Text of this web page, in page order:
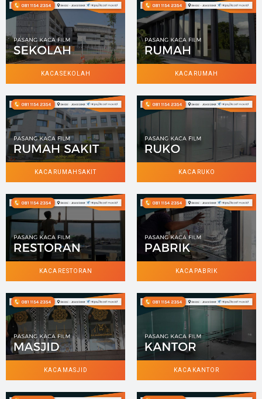
KACA SEKOLAH KACA RUMAH
KACA RUMAH SAKIT KACA RUKO
KACA RESTORAN KACA PABRIK
KACA MASJID KACA KANTOR